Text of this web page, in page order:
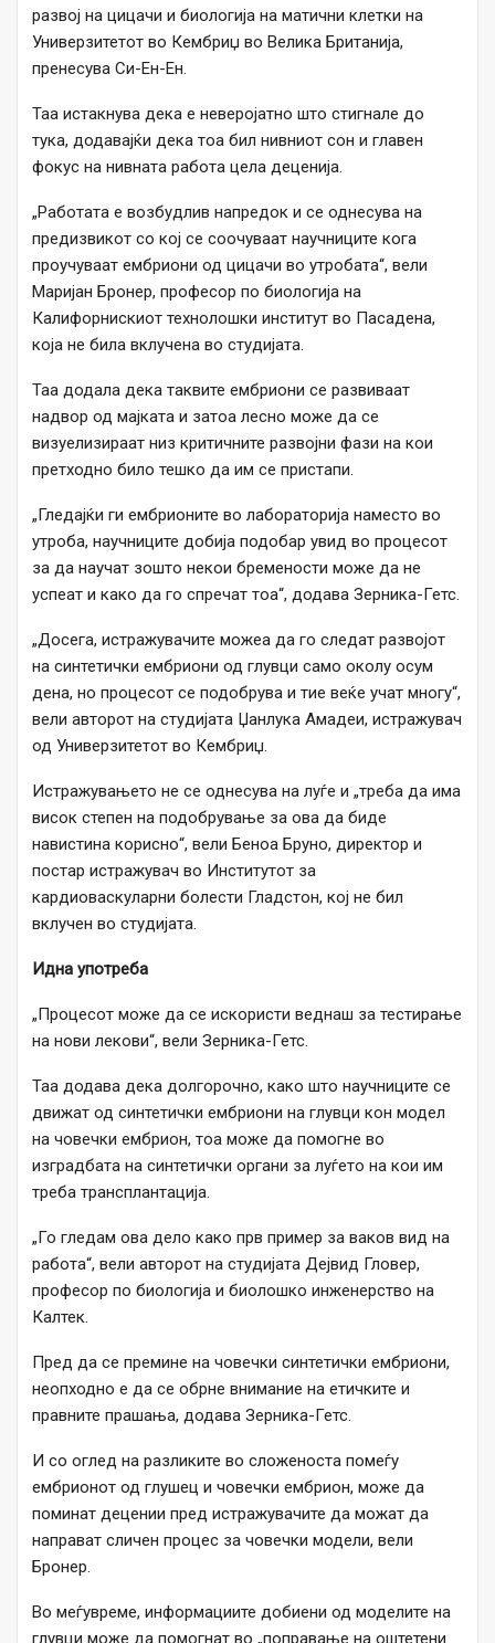
развој на цицачи и биологија на матични клетки на
Универзитетот во Кембриџ во Велика Британија,
пренесува Си-Ен-Ен.
Таа истакнува дека е неверојатно што стигнале до
тука, додавајќи дека тоа бил нивниот сон и главен
фокус на нивната работа цела деценија.
„Работата е возбудлив напредок и се однесува на
предизвикот со кој се соочуваат научниците кога
проучуваат ембриони од цицачи во утробата“, вели
Маријан Бронер, професор по биологија на
Калифорнискиот технолошки институт во Пасадена,
која не била вклучена во студијата.
Таа додала дека таквите ембриони се развиваат
надвор од мајката и затоа лесно може да се
визуелизираат низ критичните развојни фази на кои
претходно било тешко да им се пристапи.
„Гледајќи ги ембрионите во лабораторија наместо во
утроба, научниците добија подобар увид во процесот
за да научат зошто некои бремености може да не
успеат и како да го спречат тоа“, додава Зерника-Гетс.
„Досега, истражувачите можеа да го следат развојот
на синтетички ембриони од глувци само околу осум
дена, но процесот се подобрува и тие веќе учат многу“,
вели авторот на студијата Џанлука Амадеи, истражувач
од Универзитетот во Кембриџ.
Истражувањето не се однесува на луѓе и „треба да има
висок степен на подобрување за ова да биде
навистина корисно“, вели Беноа Бруно, директор и
постар истражувач во Институтот за
кардиоваскуларни болести Гладстон, кој не бил
вклучен во студијата.
Идна употреба
„Процесот може да се искористи веднаш за тестирање
на нови лекови“, вели Зерника-Гетс.
Таа додава дека долгорочно, како што научниците се
движат од синтетички ембриони на глувци кон модел
на човечки ембрион, тоа може да помогне во
изградбата на синтетички органи за луѓето на кои им
треба трансплантација.
„Го гледам ова дело како прв пример за ваков вид на
работа“, вели авторот на студијата Дејвид Гловер,
професор по биологија и биолошко инженерство на
Калтек.
Пред да се премине на човечки синтетички ембриони,
неопходно е да се обрне внимание на етичките и
правните прашања, додава Зерника-Гетс.
И со оглед на разликите во сложеноста помеѓу
ембрионот од глушец и човечки ембрион, може да
поминат децении пред истражувачите да можат да
направат сличен процес за човечки модели, вели
Бронер.
Во меѓувреме, информациите добиени од моделите на
глувци може да помогнат во „поправање на оштетени